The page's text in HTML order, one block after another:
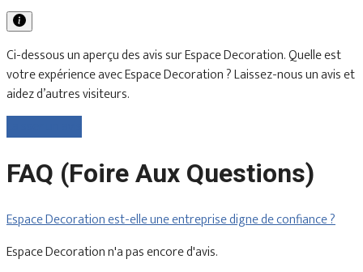
Ci-dessous un aperçu des avis sur Espace Decoration. Quelle est
votre expérience avec Espace Decoration ? Laissez-nous un avis et
aidez d’autres visiteurs.
FAQ (Foire Aux Questions)
Espace Decoration est-elle une entreprise digne de confiance ?
Espace Decoration n'a pas encore d'avis.